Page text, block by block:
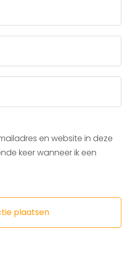
en website in deze
keer wanneer ik een